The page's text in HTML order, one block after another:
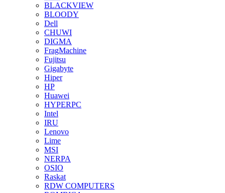
BLACKVIEW
BLOODY
Dell
CHUWI
DIGMA
FragMachine
Fujitsu
Gigabyte
Hiper
HP
Huawei
HYPERPC
Intel
IRU
Lenovo
Lime
MSI
NERPA
OSIO
Raskat
RDW COMPUTERS